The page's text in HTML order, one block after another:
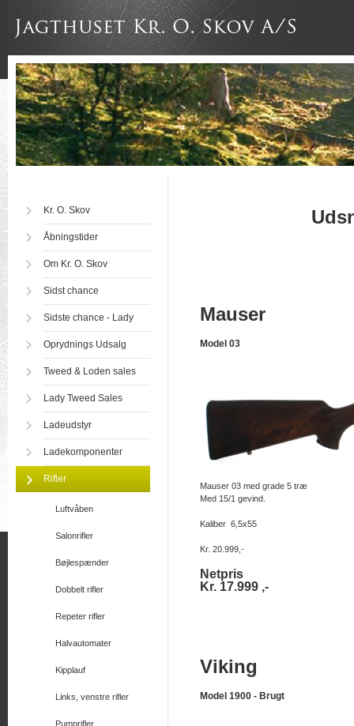
Kr. O. Skov
Åbningstider
Om Kr. O. Skov
Sidst chance
Sidste chance - Lady
Oprydnings Udsalg
Tweed & Loden sales
Lady Tweed Sales
Ladeudstyr
Ladekomponenter
Rifler
Luftvåben
Salonrifler
Bøjlespænder
Dobbelt rifler
Repeter rifler
Halvautomater
Kipplauf
Links, venstre rifler
Pumprifler
Mauser
Model 03
Mauser 03 med grade 5 træ
Med 15/1 gevind.
Kaliber 6,5x55
Kr. 20.999,-
Netpris
Kr. 17.999 ,-
Viking
Model 1900 - Brugt